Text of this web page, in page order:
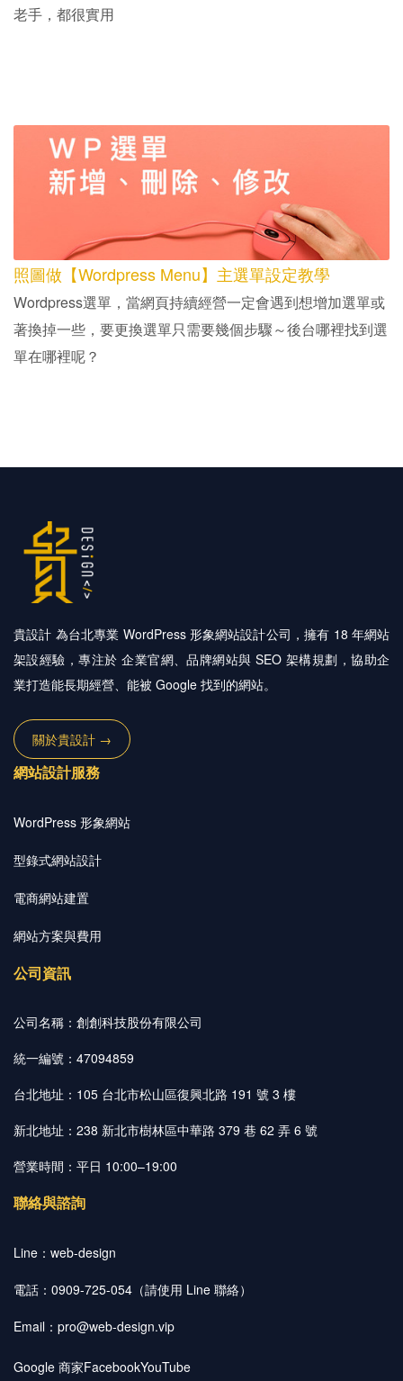
老手，都很實用
照圖做【Wordpress Menu】主選單設定教學
Wordpress選單，當網頁持續經營一定會遇到想增加選單或
著換掉一些，要更換選單只需要幾個步驟～後台哪裡找到選
單在哪裡呢？
貴設計 為台北專業 WordPress 形象網站設計公司，擁有 18 年網站
架設經驗，專注於 企業官網、品牌網站與 SEO 架構規劃，協助企
業打造能長期經營、能被 Google 找到的網站。
關於貴設計 →
網站設計服務
WordPress 形象網站
型錄式網站設計
電商網站建置
網站方案與費用
公司資訊
公司名稱：創創科技股份有限公司
統一編號：47094859
台北地址：105 台北市松山區復興北路 191 號 3 樓
新北地址：238 新北市樹林區中華路 379 巷 62 弄 6 號
營業時間：平日 10:00–19:00
聯絡與諮詢
Line： web-design
電話：0909-725-054（請使用 Line 聯絡）
Email： pro@web-design.vip
Google 商家FacebookYouTube